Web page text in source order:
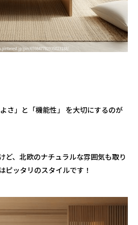
さ」と「機能性」 を大切にするのが
ど、北欧のナチュラルな雰囲気も取り
ピッタリのスタイルです！